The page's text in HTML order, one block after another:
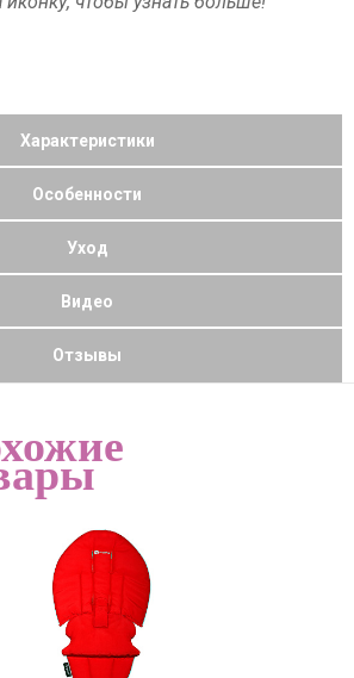
Характеристики
Особенности
Уход
Видео
Отзывы